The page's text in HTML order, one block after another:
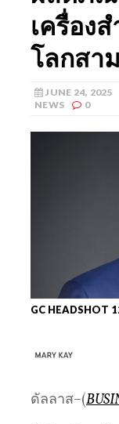
เครื่อง
โลกสา
JUNE 24, 2025
NEWS
0
GC HEADSHOT
ดัลลาส–(